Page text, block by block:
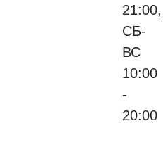
21:00,
СБ-
ВС
10:00
-
20:00